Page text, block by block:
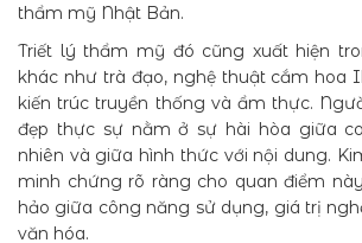
thẩm mỹ Nhật Bản.
Triết lý thẩm mỹ đó cũng xuất hiện
khác như trà đạo, nghệ thuật cắm hoa
kiến trúc truyền thống và ẩm thực.
đẹp thực sự nằm ở sự hài hòa giữa
nhiên và giữa hình thức với nội dung.
minh chứng rõ ràng cho quan điểm
hảo giữa công năng sử dụng, giá trị
văn hóa.